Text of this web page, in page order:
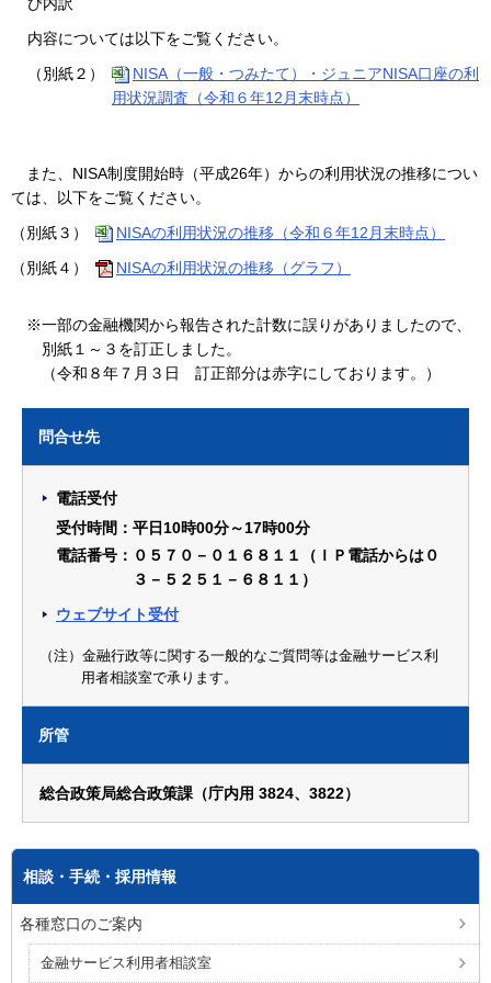
内容については以下をご覧ください。
（別紙２）
NISA（一般・つみたて）・ジュニアNISA口座の利
用状況調査（令和６年12月末時点）
また、NISA制度開始時（平成26年）からの利用状況の推移につい
ては、以下をご覧ください。
（別紙３）
NISAの利用状況の推移（令和６年12月末時点）
（別紙４）
NISAの利用状況の推移（グラフ）
※一部の金融機関から報告された計数に誤りがありましたので、
別紙１～３を訂正しました。
（令和８年７月３日 訂正部分は赤字にしております。）
問合せ先
電話受付
受付時間：平日10時00分～17時00分
電話番号：０５７０－０１６８１１（ＩＰ電話からは０
３－５２５１－６８１１）
ウェブサイト受付
（注）金融行政等に関する一般的なご質問等は金融サービス利
用者相談室で承ります。
所管
総合政策局総合政策課（庁内用 3824、3822）
相談・手続・採用情報
各種窓口のご案内
金融サービス利用者相談室